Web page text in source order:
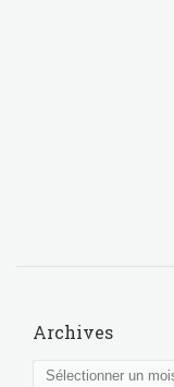
Archives
Archives